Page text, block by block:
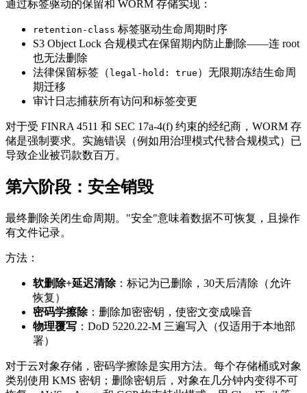
通过标签驱动的保留和 WORM 存储实现：
retention-class 标签驱动生命周期时序
S3 Object Lock 合规模式在保留期内防止删除——连 root
也无法删除
法律保留标签（ legal-hold: true ）无限期冻结生命周
期迁移
审计日志捕获所有访问和标签变更
对于受 FINRA 4511 和 SEC 17a-4(f) 约束的经纪商，WORM 存
储是强制要求。实施错误（例如用治理模式代替合规模式）已
导致企业被罚款数百万。
第六阶段：安全销毁
最终删除关闭生命周期。"安全"意味着数据不可恢复，且操作
有文件记录。
方法：
软删除+延迟清除：标记为已删除，30天后清除（允许
恢复）
密码学擦除：删除加密密钥，使密文变成噪音
物理覆写 ：DoD 5220.22-M 三遍写入（仅适用于本地部
署）
对于云对象存储，密码学擦除是实用方法。每个存储桶或对象
类别使用 KMS 密钥；删除密钥后，对象在几分钟内变得不可